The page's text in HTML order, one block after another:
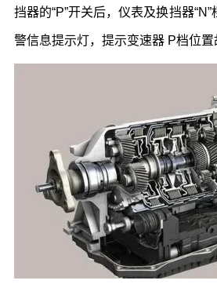
挡器的“P”开关后，仪表及换挡器
警信息提示灯，提示变速器 P档位置